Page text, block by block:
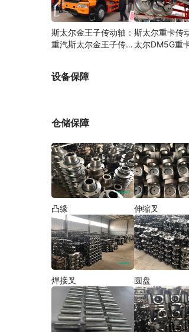
斯太尔金王子传动轴：
重汽斯太尔金王子传动
斯太尔重卡传
太尔DM5G重
设备保障
仓储保障
凸缘 伸缩叉
焊接叉 圆盘